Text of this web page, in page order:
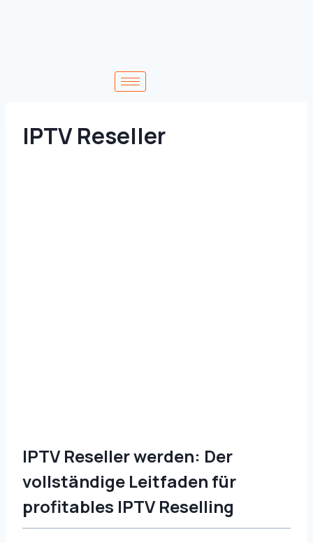
IPTV Reseller
IPTV Reseller werden: Der
vollständige Leitfaden für
profitables IPTV Reselling